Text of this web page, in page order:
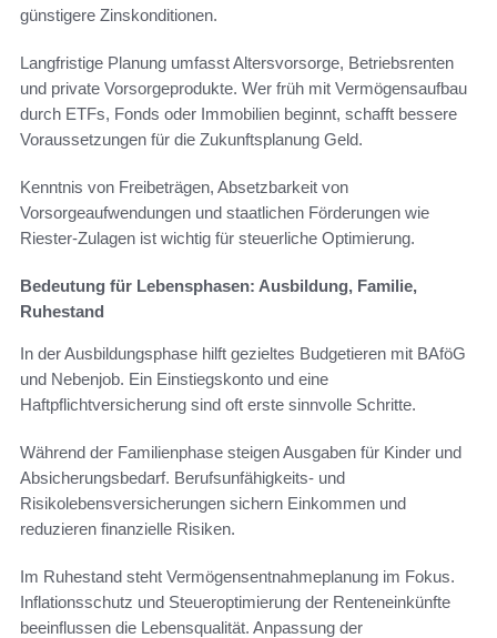
günstigere Zinskonditionen.
Langfristige Planung umfasst Altersvorsorge, Betriebsrenten
und private Vorsorgeprodukte. Wer früh mit Vermögensaufbau
durch ETFs, Fonds oder Immobilien beginnt, schafft bessere
Voraussetzungen für die Zukunftsplanung Geld.
Kenntnis von Freibeträgen, Absetzbarkeit von
Vorsorgeaufwendungen und staatlichen Förderungen wie
Riester-Zulagen ist wichtig für steuerliche Optimierung.
Bedeutung für Lebensphasen: Ausbildung, Familie,
Ruhestand
In der Ausbildungsphase hilft gezieltes Budgetieren mit BAföG
und Nebenjob. Ein Einstiegskonto und eine
Haftpflichtversicherung sind oft erste sinnvolle Schritte.
Während der Familienphase steigen Ausgaben für Kinder und
Absicherungsbedarf. Berufsunfähigkeits- und
Risikolebensversicherungen sichern Einkommen und
reduzieren finanzielle Risiken.
Im Ruhestand steht Vermögensentnahmeplanung im Fokus.
Inflationsschutz und Steueroptimierung der Renteneinkünfte
beeinflussen die Lebensqualität. Anpassung der